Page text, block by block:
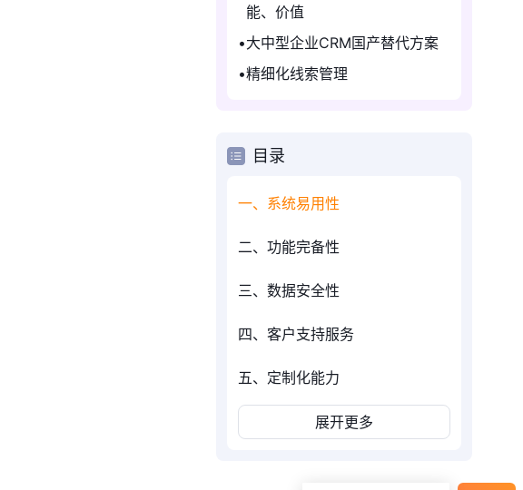
能、价值
大中型企业CRM国产替代方案
精细化线索管理
目录
一、系统易用性
二、功能完备性
三、数据安全性
四、客户支持服务
五、定制化能力
展开更多